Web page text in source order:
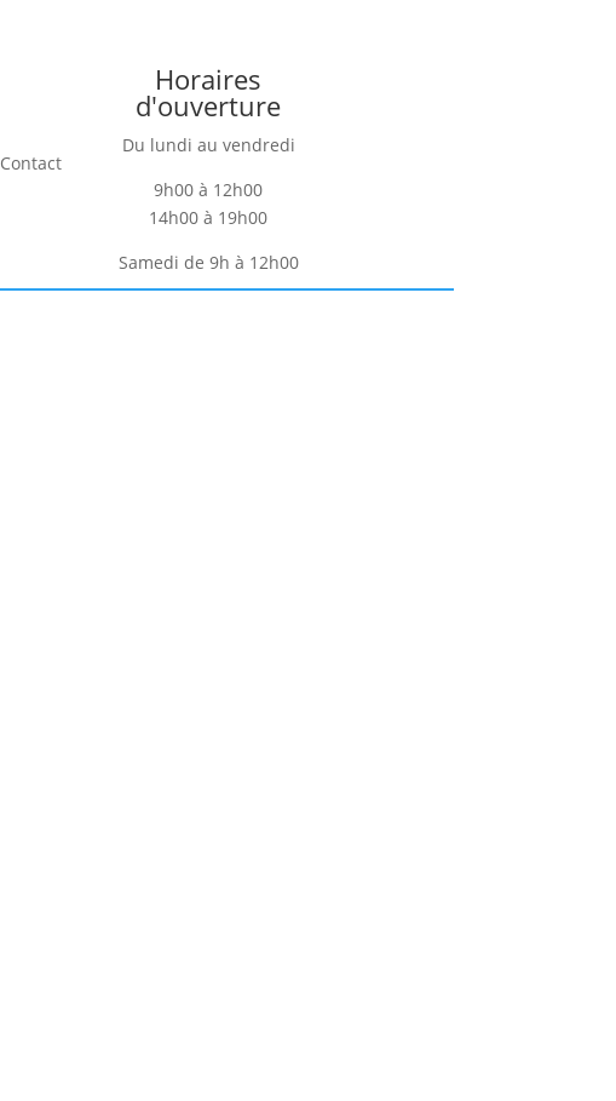
Contact
Horaires
d'ouverture
Du lundi au vendredi
9h00 à 12h00
14h00 à 19h00
Samedi de 9h à 12h00